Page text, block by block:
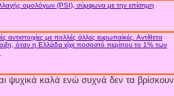
ομολόγων (PSI), σύμφωνα με την επίσημη
με πολλές άλλες ευρωπαϊκές. Αντίθετα
όταν η Ελλάδα είχε ποσοστό περίπου το 1% των
ψυχικά καλά ενώ συχνά δεν τα βρίσκουν